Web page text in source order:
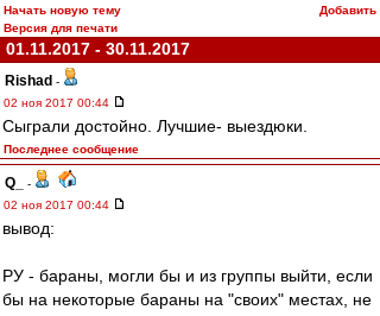
Начать новую тему
Добавить
Версия для печати
01.11.2017 - 30.11.2017
Rishad -
02 ноя 2017 00:44
Сыграли достойно. Лучшие- выездюки.
Последнее сообщение
Q_
-
02 ноя 2017 00:44
вывод:
РУ - бараны, могли бы и из группы выйти, если
бы на некоторые бараны на "своих" местах, не